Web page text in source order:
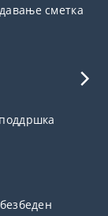
сметка